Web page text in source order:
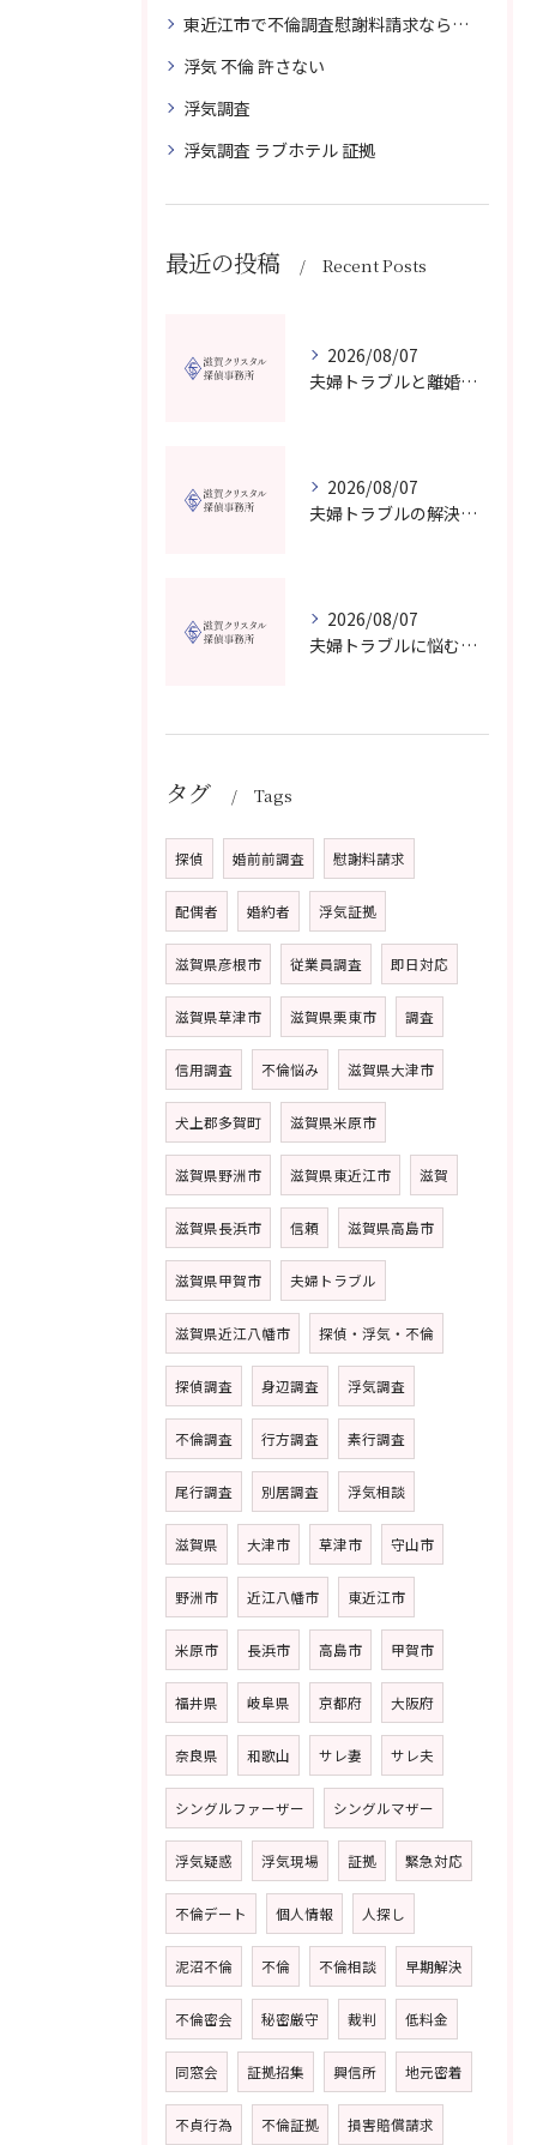
東近江市で不倫調査慰謝料請求なら滋賀クリスタル探偵事務所へご相談
浮気 不倫 許さない
浮気調査
浮気調査 ラブホテル 証拠
最近の投稿 Recent Posts
2026/08/07
夫婦トラブルと離婚相談を滋賀県野洲市で費用や無料窓口の選び方まで詳しく解説
2026/08/07
夫婦トラブルの解決に役立つカウンセリングと滋賀県近江八幡市で相談先を選ぶコツ
2026/08/07
夫婦トラブルに悩む方へ長浜市で安心して相談できる窓口紹介
タグ Tags
探偵 婚前前調査 慰謝料請求
配偶者 婚約者 浮気証拠
滋賀県彦根市 従業員調査 即日対応
滋賀県草津市 滋賀県栗東市 調査
信用調査 不倫悩み 滋賀県大津市
犬上郡多賀町 滋賀県米原市
滋賀県野洲市 滋賀県東近江市 滋賀
滋賀県長浜市 信頼 滋賀県高島市
滋賀県甲賀市 夫婦トラブル
滋賀県近江八幡市 探偵・浮気・不倫
探偵調査 身辺調査 浮気調査
不倫調査 行方調査 素行調査
尾行調査 別居調査 浮気相談
滋賀県 大津市 草津市 守山市
野洲市 近江八幡市 東近江市
米原市 長浜市 高島市 甲賀市
福井県 岐阜県 京都府 大阪府
奈良県 和歌山 サレ妻 サレ夫
シングルファーザー シングルマザー
浮気疑惑 浮気現場 証拠 緊急対応
不倫デート 個人情報 人探し
泥沼不倫 不倫 不倫相談 早期解決
不倫密会 秘密厳守 裁判 低料金
同窓会 証拠招集 興信所 地元密着
不貞行為 不倫証拠 損害賠償請求